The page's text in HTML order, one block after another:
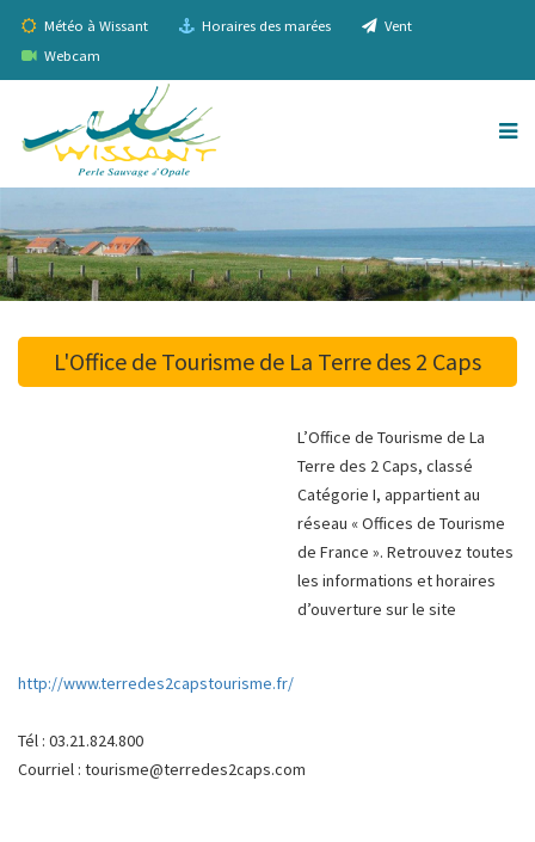
Météo à Wissant Horaires des marées
Vent
Webcam
L'Office de Tourisme de La Terre des 2 Caps
L’Office de Tourisme de La
Terre des 2 Caps, classé
Catégorie I, appartient au
réseau « Offices de Tourisme
de France ». Retrouvez toutes
les informations et horaires
d’ouverture sur le site
http://www.terredes2capstourisme.fr/
Tél : 03.21.824.800
Courriel : tourisme@terredes2caps.com